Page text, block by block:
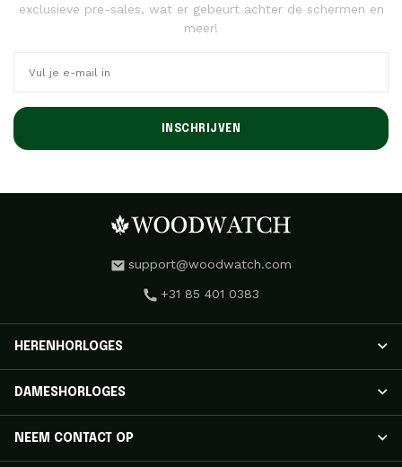
exclusieve pre-sales, wat er gebeurt achter de schermen en
meer!
INSCHRIJVEN
support@woodwatch.com
+31 85 401 0383
HERENHORLOGES
DAMESHORLOGES
NEEM CONTACT OP